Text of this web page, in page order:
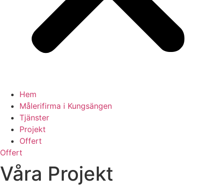
Hem
Målerifirma i Kungsängen
Tjänster
Projekt
Offert
Offert
Våra Projekt